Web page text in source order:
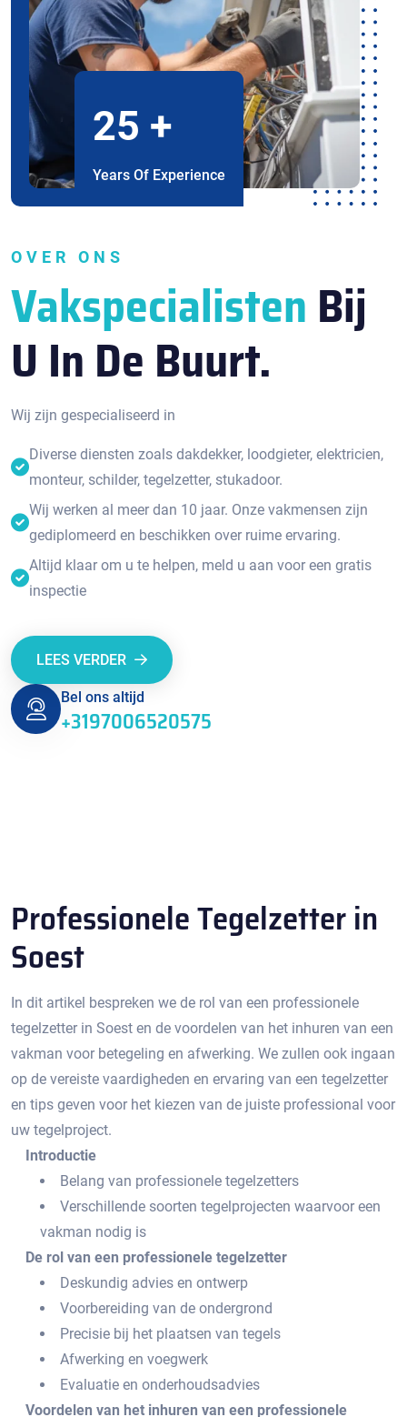
25 +
Years Of Experience
OVER ONS
Vakspecialisten Bij
U In De Buurt.
Wij zijn gespecialiseerd in
Diverse diensten zoals dakdekker, loodgieter, elektricien,
monteur, schilder, tegelzetter, stukadoor.
Wij werken al meer dan 10 jaar. Onze vakmensen zijn
gediplomeerd en beschikken over ruime ervaring.
Altijd klaar om u te helpen, meld u aan voor een gratis
inspectie
LEES VERDER
Bel ons altijd
+3197006520575
Professionele Tegelzetter in
Soest
In dit artikel bespreken we de rol van een professionele
tegelzetter in Soest en de voordelen van het inhuren van een
vakman voor betegeling en afwerking.​ We zullen ook ingaan
op de vereiste vaardigheden en ervaring van een tegelzetter
en tips geven voor het kiezen van de juiste professional voor
uw tegelproject.​
Introductie
Belang van professionele tegelzetters
Verschillende soorten tegelprojecten waarvoor een
vakman nodig is
De rol van een professionele tegelzetter
Deskundig advies en ontwerp
Voorbereiding van de ondergrond
Precisie bij het plaatsen van tegels
Afwerking en voegwerk
Evaluatie en onderhoudsadvies
Voordelen van het inhuren van een professionele